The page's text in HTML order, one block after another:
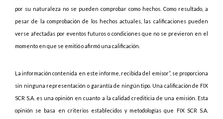
por su naturaleza no se pueden comprobar como hechos. Como resultado, a
pesar de la comprobación de los hechos actuales, las calificaciones pueden
verse afectadas por eventos futuros o condiciones que no se previeron en el
momento en que se emitió o afirmó una calificación.
La información contenida en este informe, recibida del emisor”, se proporciona
sin ninguna representación o garantía de ningún tipo. Una calificación de FIX
SCR S.A. es una opinión en cuanto a la calidad crediticia de una emisión. Esta
opinión se basa en criterios establecidos y metodologías que FIX SCR S.A.